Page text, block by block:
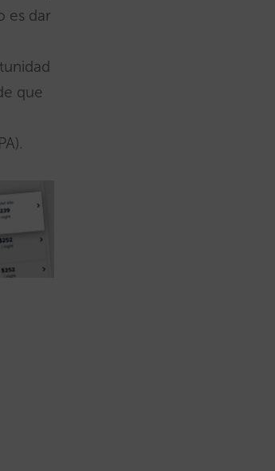
es dar
que